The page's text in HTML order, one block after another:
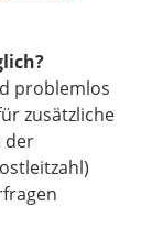
problemlos
zusätzliche
der